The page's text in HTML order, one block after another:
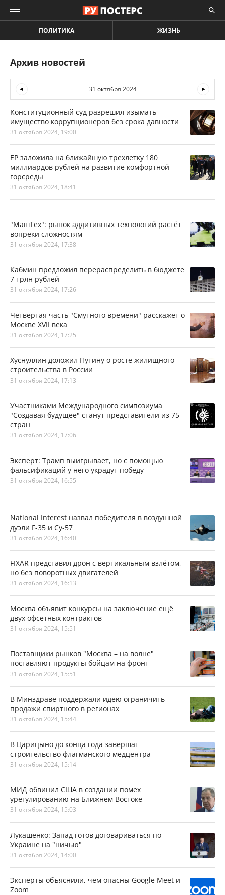
ПОЛИТИКА ЖИЗНЬ
Архив новостей
31 октября 2024
Конституционный суд разрешил изымать
имущество коррупционеров без срока давности
31 октября 2024, 19:00
ЕР заложила на ближайшую трехлетку 180
миллиардов рублей на развитие комфортной
горсреды
31 октября 2024, 18:41
"МашТех": рынок аддитивных технологий растёт
вопреки сложностям
31 октября 2024, 17:38
Кабмин предложил перераспределить в бюджете
7 трлн рублей
31 октября 2024, 17:26
Четвертая часть "Смутного времени" расскажет о
Москве XVII века
31 октября 2024, 17:25
Хуснуллин доложил Путину о росте жилищного
строительства в России
31 октября 2024, 17:13
Участниками Международного симпозиума
"Создавая будущее" станут представители из 75
стран
31 октября 2024, 17:06
Эксперт: Трамп выигрывает, но с помощью
фальсификаций у него украдут победу
31 октября 2024, 16:55
National Interest назвал победителя в воздушной
дуэли F-35 и Су-57
31 октября 2024, 16:40
FIXAR представил дрон с вертикальным взлётом,
но без поворотных двигателей
31 октября 2024, 16:13
Москва объявит конкурсы на заключение ещё
двух офсетных контрактов
31 октября 2024, 15:51
Поставщики рынков "Москва – на волне"
поставляют продукты бойцам на фронт
31 октября 2024, 15:51
В Минздраве поддержали идею ограничить
продажи спиртного в регионах
31 октября 2024, 15:44
В Царицыно до конца года завершат
строительство флагманского медцентра
31 октября 2024, 15:14
МИД обвинил США в создании помех
урегулированию на Ближнем Востоке
31 октября 2024, 15:03
Лукашенко: Запад готов договариваться по
Украине на "ничью"
31 октября 2024, 14:00
Эксперты объяснили, чем опасны Google Meet и
Zoom